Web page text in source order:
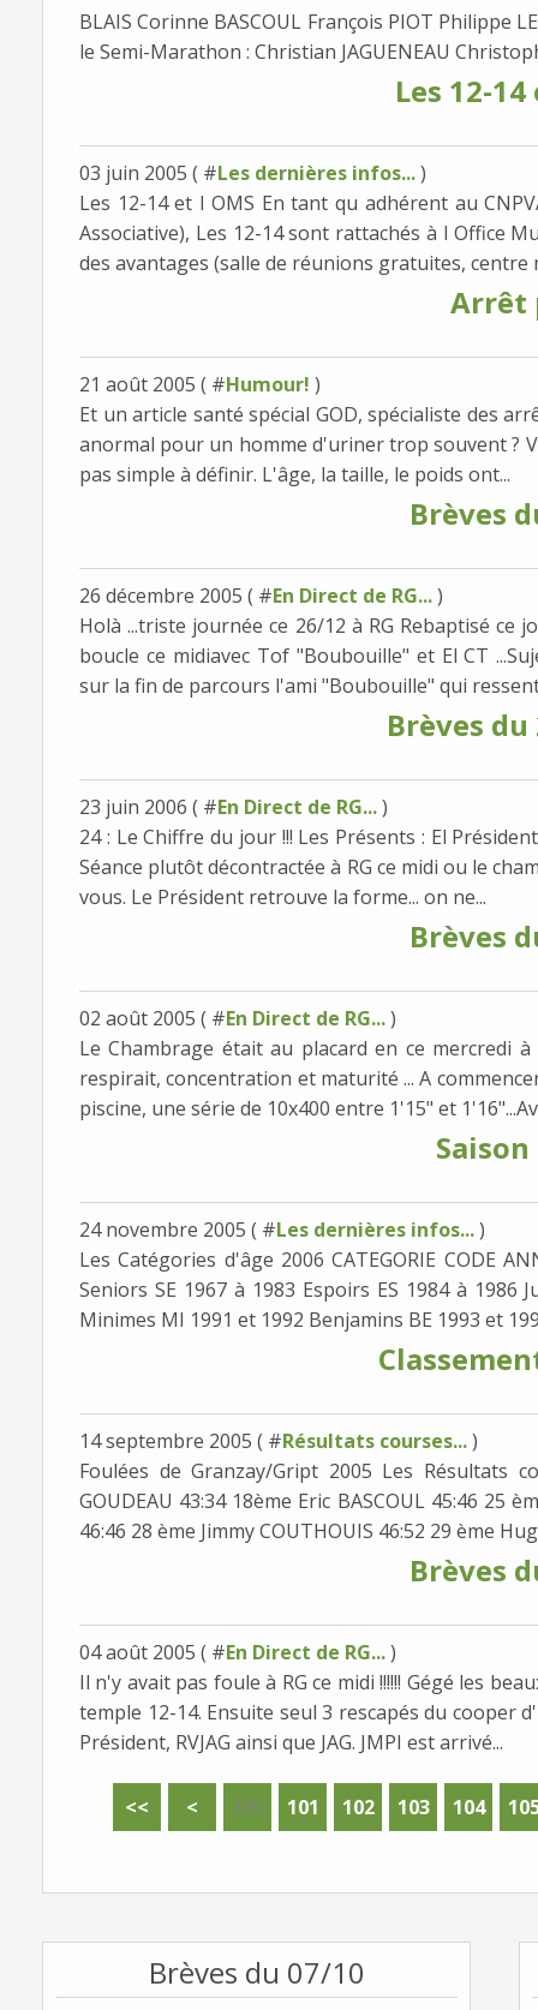
BLAIS Corinne BASCOUL François PIOT Philippe
le Semi-Marathon : Christian JAGUENEAU
Les 12-
03 juin 2005 ( #Les dernières infos...)
Les 12-14 et l OMS En tant qu adhérent au
Associative), Les 12-14 sont rattachés à l Office
des avantages (salle de réunions gratuites, centre
Arrêt
21 août 2005 ( #Humour! )
Et un article santé spécial GOD, spécialiste des
anormal pour un homme d'uriner trop souvent ?
pas simple à définir. L'âge, la taille, le poids ont...
Brèves
26 décembre 2005 ( #En Direct de RG...)
Holà ...triste journée ce 26/12 à RG Rebaptisé ce
boucle ce midiavec Tof "Boubouille" et El CT
sur la fin de parcours l'ami "Boubouille" qui
Brèves
23 juin 2006 ( #En Direct de RG...)
24 : Le Chiffre du jour !!! Les Présents : El
Séance plutôt décontractée à RG ce midi ou le
vous. Le Président retrouve la forme... on ne...
Brèves
02 août 2005 ( #En Direct de RG...)
Le Chambrage était au placard en ce mercredi
respirait, concentration et maturité ... A
piscine, une série de 10x400 entre 1'15" et
Saison
24 novembre 2005 ( #Les dernières infos...)
Les Catégories d'âge 2006 CATEGORIE CODE
Seniors SE 1967 à 1983 Espoirs ES 1984 à 1986
Minimes MI 1991 et 1992 Benjamins BE 1993 et
14 septembre 2005 ( #Résultats courses...)
Foulées de Granzay/Gript 2005 Les Résultats
GOUDEAU 43:34 18ème Eric BASCOUL 45:46 25
46:46 28 ème Jimmy COUTHOUIS 46:52 29 ème
Brèves
04 août 2005 ( #En Direct de RG...)
Il n'y avait pas foule à RG ce midi !!!!!! Gégé les
temple 12-14. Ensuite seul 3 rescapés du cooper
Président, RVJAG ainsi que JAG. JMPI est arrivé...
<< < 100 101 102 103 104
Brèves du 07/10